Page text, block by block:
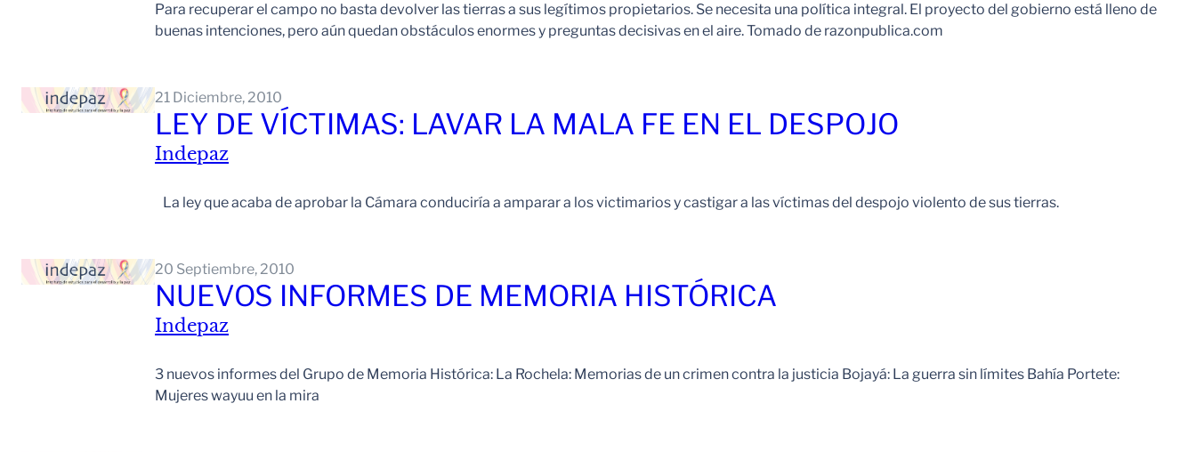
Para recuperar el campo no basta devolver las tierras a sus legítimos propietarios. Se necesita una política integral. El proyecto del gobierno está lleno de
buenas intenciones, pero aún quedan obstáculos enormes y preguntas decisivas en el aire. Tomado de razonpublica.com
21 Diciembre, 2010
LEY DE VÍCTIMAS: LAVAR LA MALA FE EN EL DESPOJO
Indepaz
La ley que acaba de aprobar la Cámara conduciría a amparar a los victimarios y castigar a las víctimas del despojo violento de sus tierras.
20 Septiembre, 2010
NUEVOS INFORMES DE MEMORIA HISTÓRICA
Indepaz
3 nuevos informes del Grupo de Memoria Histórica: La Rochela: Memorias de un crimen contra la justicia Bojayá: La guerra sin límites Bahía Portete:
Mujeres wayuu en la mira